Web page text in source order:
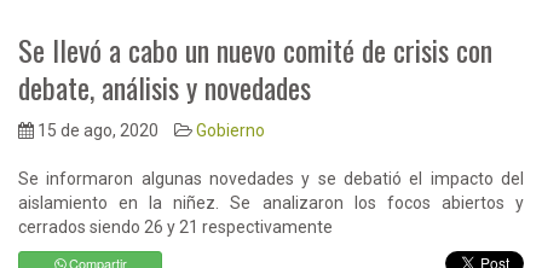
Se llevó a cabo un nuevo comité de crisis con
debate, análisis y novedades
15 de ago, 2020 Gobierno
Se informaron algunas novedades y se debatió el impacto del
aislamiento en la niñez. Se analizaron los focos abiertos y
cerrados siendo 26 y 21 respectivamente
Compartir